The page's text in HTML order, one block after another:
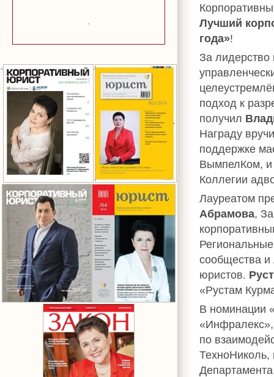
Лучший
года»!
За
подход к
получил
Награду
поддержке
ВымпелКом,
Коллегии
Лауреатом
Абрамова,
сообщества и
юристов.
«Рустам
В номинации
по
ТехноНиколь,